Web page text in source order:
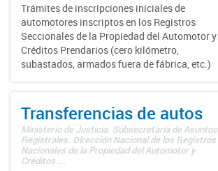
Trámites de inscripciones iniciales de
automotores inscriptos en los Registros
Seccionales de la Propiedad del Automotor y
Créditos Prendarios (cero kilómetro,
subastados, armados fuera de fábrica, etc.)
Transferencias de autos
Ministerio de Justicia. Subsecretaría de Asuntos
Registrales. Dirección Nacional de los Registros
Nacionales de la Propiedad del Automotor y
Créditos ...